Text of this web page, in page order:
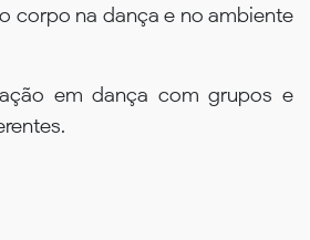
corpo na dança e no ambiente
em dança com grupos e